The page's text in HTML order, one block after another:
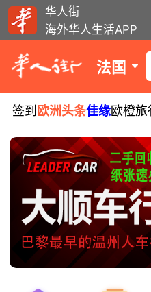
华人街
海外华人生活APP
法国
签到 欧洲头条佳缘欧橙旅
8月10日要
惕度假租